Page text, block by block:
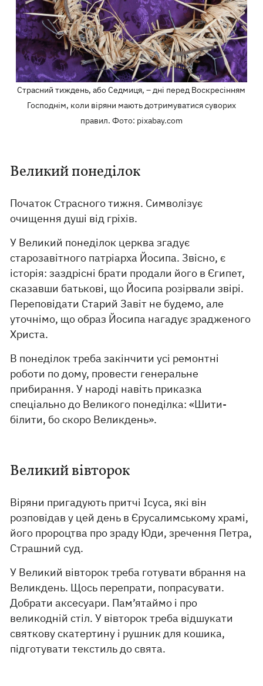
Страсний тиждень, або Седмиця, – дні перед Воскресінням
Господнім, коли віряни мають дотримуватися суворих
правил. Фото: pixabay.com
Великий понеділок
Початок Страсного тижня. Символізує
очищення душі від гріхів.
У Великий понеділок церква згадує
старозавітного патріарха Йосипа. Звісно, є
історія: заздрісні брати продали його в Єгипет,
сказавши батькові, що Йосипа розірвали звірі.
Переповідати Старий Завіт не будемо, але
уточнімо, що образ Йосипа нагадує зрадженого
Христа.
В понеділок треба закінчити усі ремонтні
роботи по дому, провести генеральне
прибирання. У народі навіть приказка
спеціально до Великого понеділка: «Шити-
білити, бо скоро Великдень».
Великий вівторок
Віряни пригадують притчі Ісуса, які він
розповідав у цей день в Єрусалимському храмі,
його пророцтва про зраду Юди, зречення Петра,
Страшний суд.
У Великий вівторок треба готувати вбрання на
Великдень. Щось перепрати, попрасувати.
Добрати аксесуари. Пам’ятаймо і про
великодній стіл. У вівторок треба відшукати
святкову скатертину і рушник для кошика,
підготувати текстиль до свята.